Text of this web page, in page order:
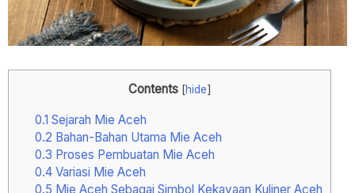
Contents [hide]
0.1 Sejarah Mie Aceh
0.2 Bahan-Bahan Utama Mie Aceh
0.3 Proses Pembuatan Mie Aceh
0.4Variasi Mie Aceh
0.5 Mie Aceh Sebagai Simbol Kekayaan Kuliner Aceh